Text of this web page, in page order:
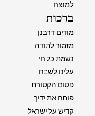
למנצח
ברכות
מודים דרבנן
מזמור לתודה
נשמת כל חי
עלינו לשבח
פטום הקטורת
פותח את ידיך
קדיש על ישראל